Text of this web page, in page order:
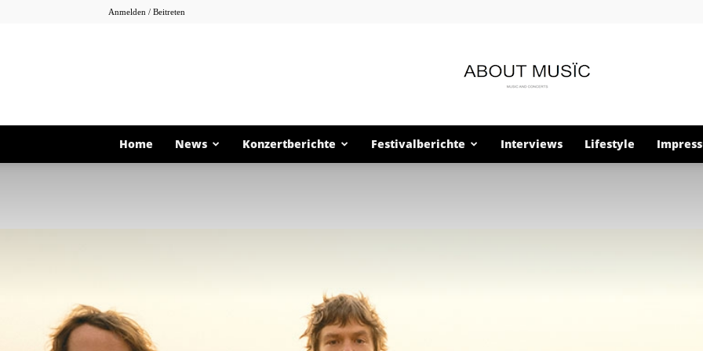
Anmelden / Beitreten
About
Home News Konzertberichte Festivalberichte Interviews Lifestyle